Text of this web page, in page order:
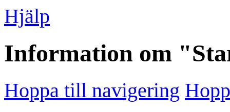
Hjälp
Information om
Hoppa till navigering